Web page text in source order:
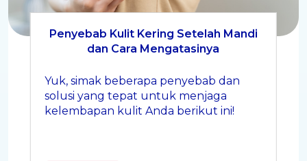
Penyebab Kulit Kering Setelah Mandi
dan Cara Mengatasinya
Yuk, simak beberapa penyebab dan
solusi yang tepat untuk menjaga
kelembapan kulit Anda berikut ini!